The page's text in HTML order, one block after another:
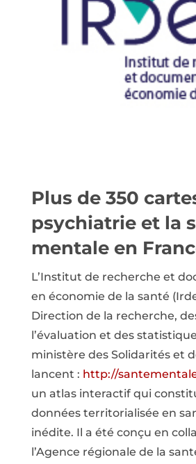
Plus de 350
psychiatrie et la
mentale en
L’Institut de recherche et
en économie de la santé
Direction de la recherche,
l’évaluation et des
ministère des Solidarités et
lancent : http://
un atlas interactif qui
données territorialisée en
inédite. Il a été conçu en
l’Agence régionale de la